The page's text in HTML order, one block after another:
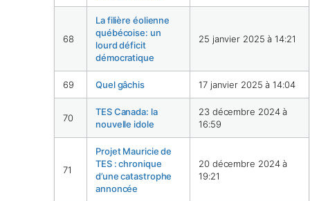
68
La filière éolienne
québécoise: un
lourd déficit
démocratique
25 janvier 2025 à 14:21
69 Quel gâchis 17 janvier 2025 à 14:04
70
TES Canada: la
nouvelle idole
23 décembre 2024 à
16:59
71
Projet Mauricie de
TES : chronique
d’une catastrophe
annoncée
20 décembre 2024 à
19:21